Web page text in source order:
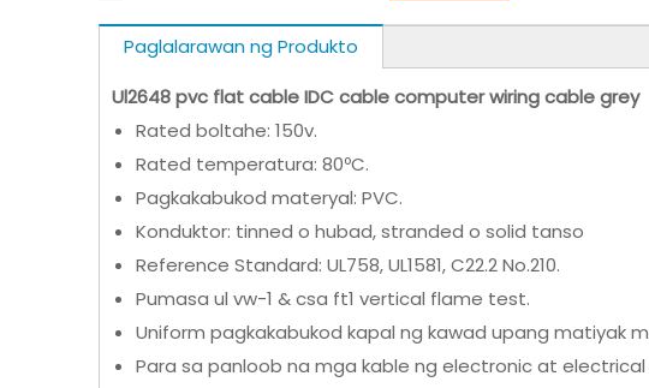
Paglalarawan ng Produkto
Ul2648 pvc flat cable IDC cable computer wiring cable grey
Rated boltahe: 150v.
Rated temperatura: 80ºC.
Pagkakabukod materyal: PVC.
Konduktor: tinned o hubad, stranded o solid tanso
Reference Standard: UL758, UL1581, C22.2 No.210.
Pumasa ul vw-1 & csa ft1 vertical flame test.
Uniform pagkakabukod kapal ng kawad upang matiyak
Para sa panloob na mga kable ng electronic at